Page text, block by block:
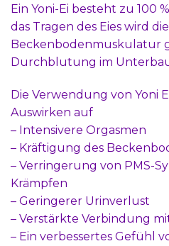
Ein Yoni-Ei besteht zu 100
das Tragen des Eies wird die
Beckenbodenmuskulatur
Durchblutung im
Die Verwendung von Yoni
Auswirken auf
– Intensivere Orgasmen
– Kräftigung des
– Verringerung von PMS-
Krämpfen
– Geringerer Urinverlust
– Verstärkte Verbindung
– Ein verbessertes Gefühl